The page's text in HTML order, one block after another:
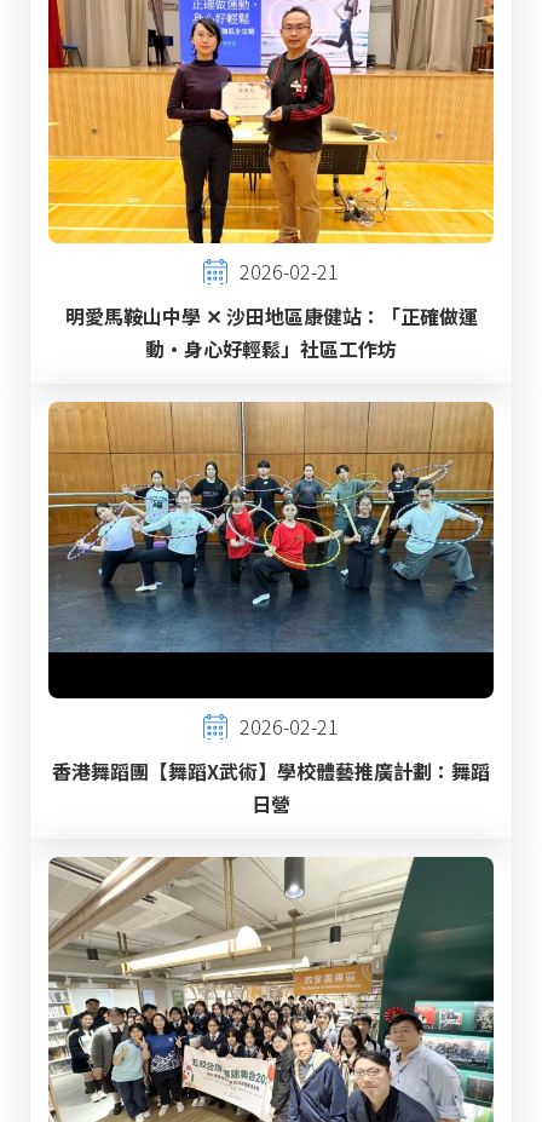
2026-02-21
明愛馬鞍山中學 ✕ 沙田地區康健站：「正確做運
動‧身心好輕鬆」社區工作坊
2026-02-21
香港舞蹈團【舞蹈X武術】學校體藝推廣計劃：舞蹈
日營